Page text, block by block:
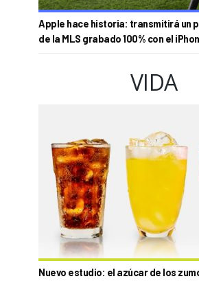
Apple hace historia: transmitirá un
de la MLS grabado 100% con el
VIDA
Nuevo estudio: el azúcar de los